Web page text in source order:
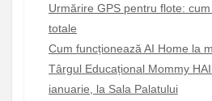
Urmărire GPS pentru flote:
totale
Cum funcționează AI Home la
Târgul Educațional Mommy
ianuarie, la Sala Palatului